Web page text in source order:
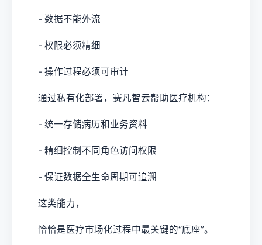
- 数据不能外流
- 权限必须精细
- 操作过程必须可审计
通过私有化部署，赛凡智云帮助医疗机构：
- 统一存储病历和业务资料
- 精细控制不同角色访问权限
- 保证数据全生命周期可追溯
这类能力，
恰恰是医疗市场化过程中最关键的“底座”。